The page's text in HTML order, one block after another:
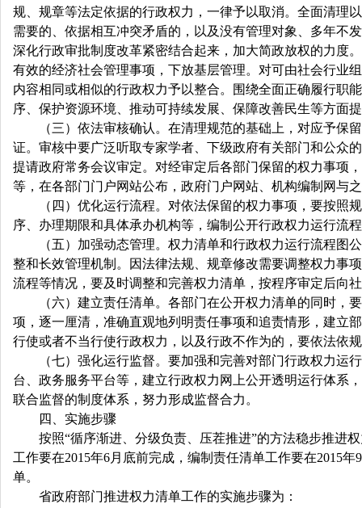
规、规章等法定依据的行政权力，一律予以取消。全面清理
需要的、依据相互冲突矛盾的，以及没有管理对象、多年不
深化行政审批制度改革紧密结合起来，加大简政放权的力度
有效的经济社会管理事项，下放基层管理。对可由社会行业
内容相同或相似的行政权力予以整合。围绕全面正确履行职
序、保护资源环境、推动可持续发展、保障改善民生等方面
（三）依法审核确认。在清理规范的基础上，对应予保留
证。审核中要广泛听取专家学者、下级政府有关部门和公众
提请政府常务会议审定。对经审定后各部门保留的权力事项
等，在各部门门户网站公布，政府门户网站、机构编制网与
（四）优化运行流程。对依法保留的权力事项，要按照规
序、办理期限和具体承办机构等，编制公开行政权力运行流
（五）加强动态管理。权力清单和行政权力运行流程图公
整和长效管理机制。因法律法规、规章修改需要调整权力事
流程等情况，要及时调整和完善权力清单，按程序审定后向
（六）建立责任清单。各部门在公开权力清单的同时，要
项，逐一厘清，准确直观地列明责任事项和追责情形，建立
行使或者不当行使行政权力，以及行政不作为的，要依法依
（七）强化运行监督。要加强和完善对部门行政权力运行
台、政务服务平台等，建立行政权力网上公开透明运行体系
联合监督的制度体系，努力形成监督合力。
四、实施步骤
按照“循序渐进、分级负责、压茬推进”的方法稳步推进权
工作要在2015年6月底前完成，编制责任清单工作要在2015
单。
省政府部门推进权力清单工作的实施步骤为：